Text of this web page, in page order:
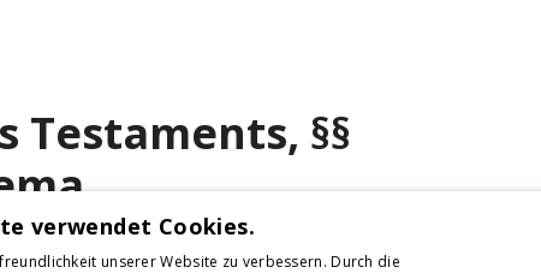
§§
und Beispiele
verwendet Cookies.
unserer Website zu verbessern. Durch die